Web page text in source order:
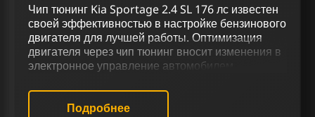
Чип тюнинг Kia Sportage 2.4 SL 176 лс известен
своей эффективностью в настройке бензинового
двигателя для лучшей работы. Оптимизация
двигателя через чип тюнинг вносит изменения в
электронное управление автомобилем.
Sportage 2.4 SL 176 лс, включающего чип тюнинг
(stage 1 и stage 2), отключение катализатора
Подробнее